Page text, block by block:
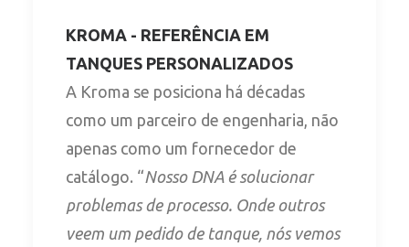
KROMA - REFERÊNCIA EM
TANQUES PERSONALIZADOS
A Kroma se posiciona há décadas
como um parceiro de engenharia, não
apenas como um fornecedor de
catálogo. “Nosso DNA é solucionar
problemas de processo. Onde outros
veem um pedido de tanque, nós vemos